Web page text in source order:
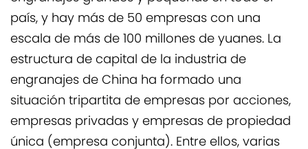
país, y hay más de 50 empresas con una
escala de más de 100 millones de yuanes. La
estructura de capital de la industria de
engranajes de China ha formado una
situación tripartita de empresas por acciones,
empresas privadas y empresas de propiedad
única (empresa conjunta). Entre ellos, varias